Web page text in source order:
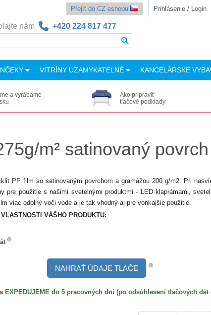
Přejít do CZ eshopu Prihlásenie / Login
nám +420 224 817 477
VITRÍNY UZAMYKATEĽNÉ KANCELÁRSKE
a vyrábame
Ako pripraviť
tlačové podklady
m² satinovaný povrch
PP film so satinovaným povrchom a gramážou 200 g/m2. Pri
pre použitie s našimi svetelnými produktmi - LED klaprámami,
viac odolný voči vode a je tak vhodný aj pre vonkajšie použitie.
VÁŠHO PRODUKTU:
NAHRAŤ ÚDAJE TLAČE
EXPEDUJEME do 5 pracovných dní (po odsúhlasení tlačových dát